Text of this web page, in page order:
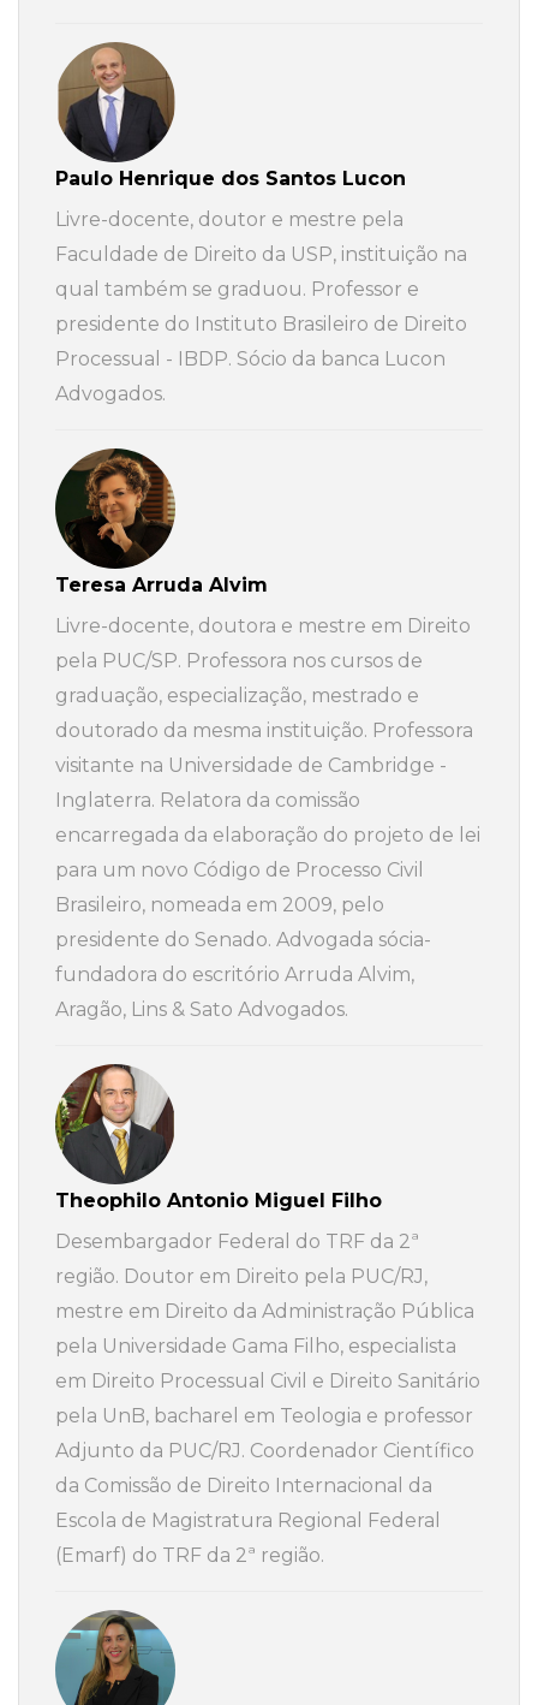
Paulo Henrique dos Santos Lucon
Livre-docente, doutor e mestre pela
Faculdade de Direito da USP, instituição na
qual também se graduou. Professor e
presidente do Instituto Brasileiro de Direito
Processual - IBDP. Sócio da banca Lucon
Advogados.
Teresa Arruda Alvim
Livre-docente, doutora e mestre em Direito
pela PUC/SP. Professora nos cursos de
graduação, especialização, mestrado e
doutorado da mesma instituição. Professora
visitante na Universidade de Cambridge -
Inglaterra. Relatora da comissão
encarregada da elaboração do projeto de lei
para um novo Código de Processo Civil
Brasileiro, nomeada em 2009, pelo
presidente do Senado. Advogada sócia-
fundadora do escritório Arruda Alvim,
Aragão, Lins & Sato Advogados.
Theophilo Antonio Miguel Filho
Desembargador Federal do TRF da 2ª
região. Doutor em Direito pela PUC/RJ,
mestre em Direito da Administração Pública
pela Universidade Gama Filho, especialista
em Direito Processual Civil e Direito Sanitário
pela UnB, bacharel em Teologia e professor
Adjunto da PUC/RJ. Coordenador Científico
da Comissão de Direito Internacional da
Escola de Magistratura Regional Federal
(Emarf) do TRF da 2ª região.